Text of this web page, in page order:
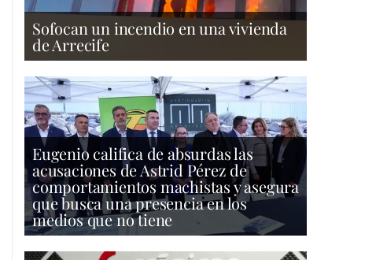
Sofocan un incendio en una vivienda
de Arrecife
Eugenio califica de absurdas las
acusaciones de Astrid Pérez de
comportamientos machistas y asegura
que busca una presencia en los
medios que no tiene